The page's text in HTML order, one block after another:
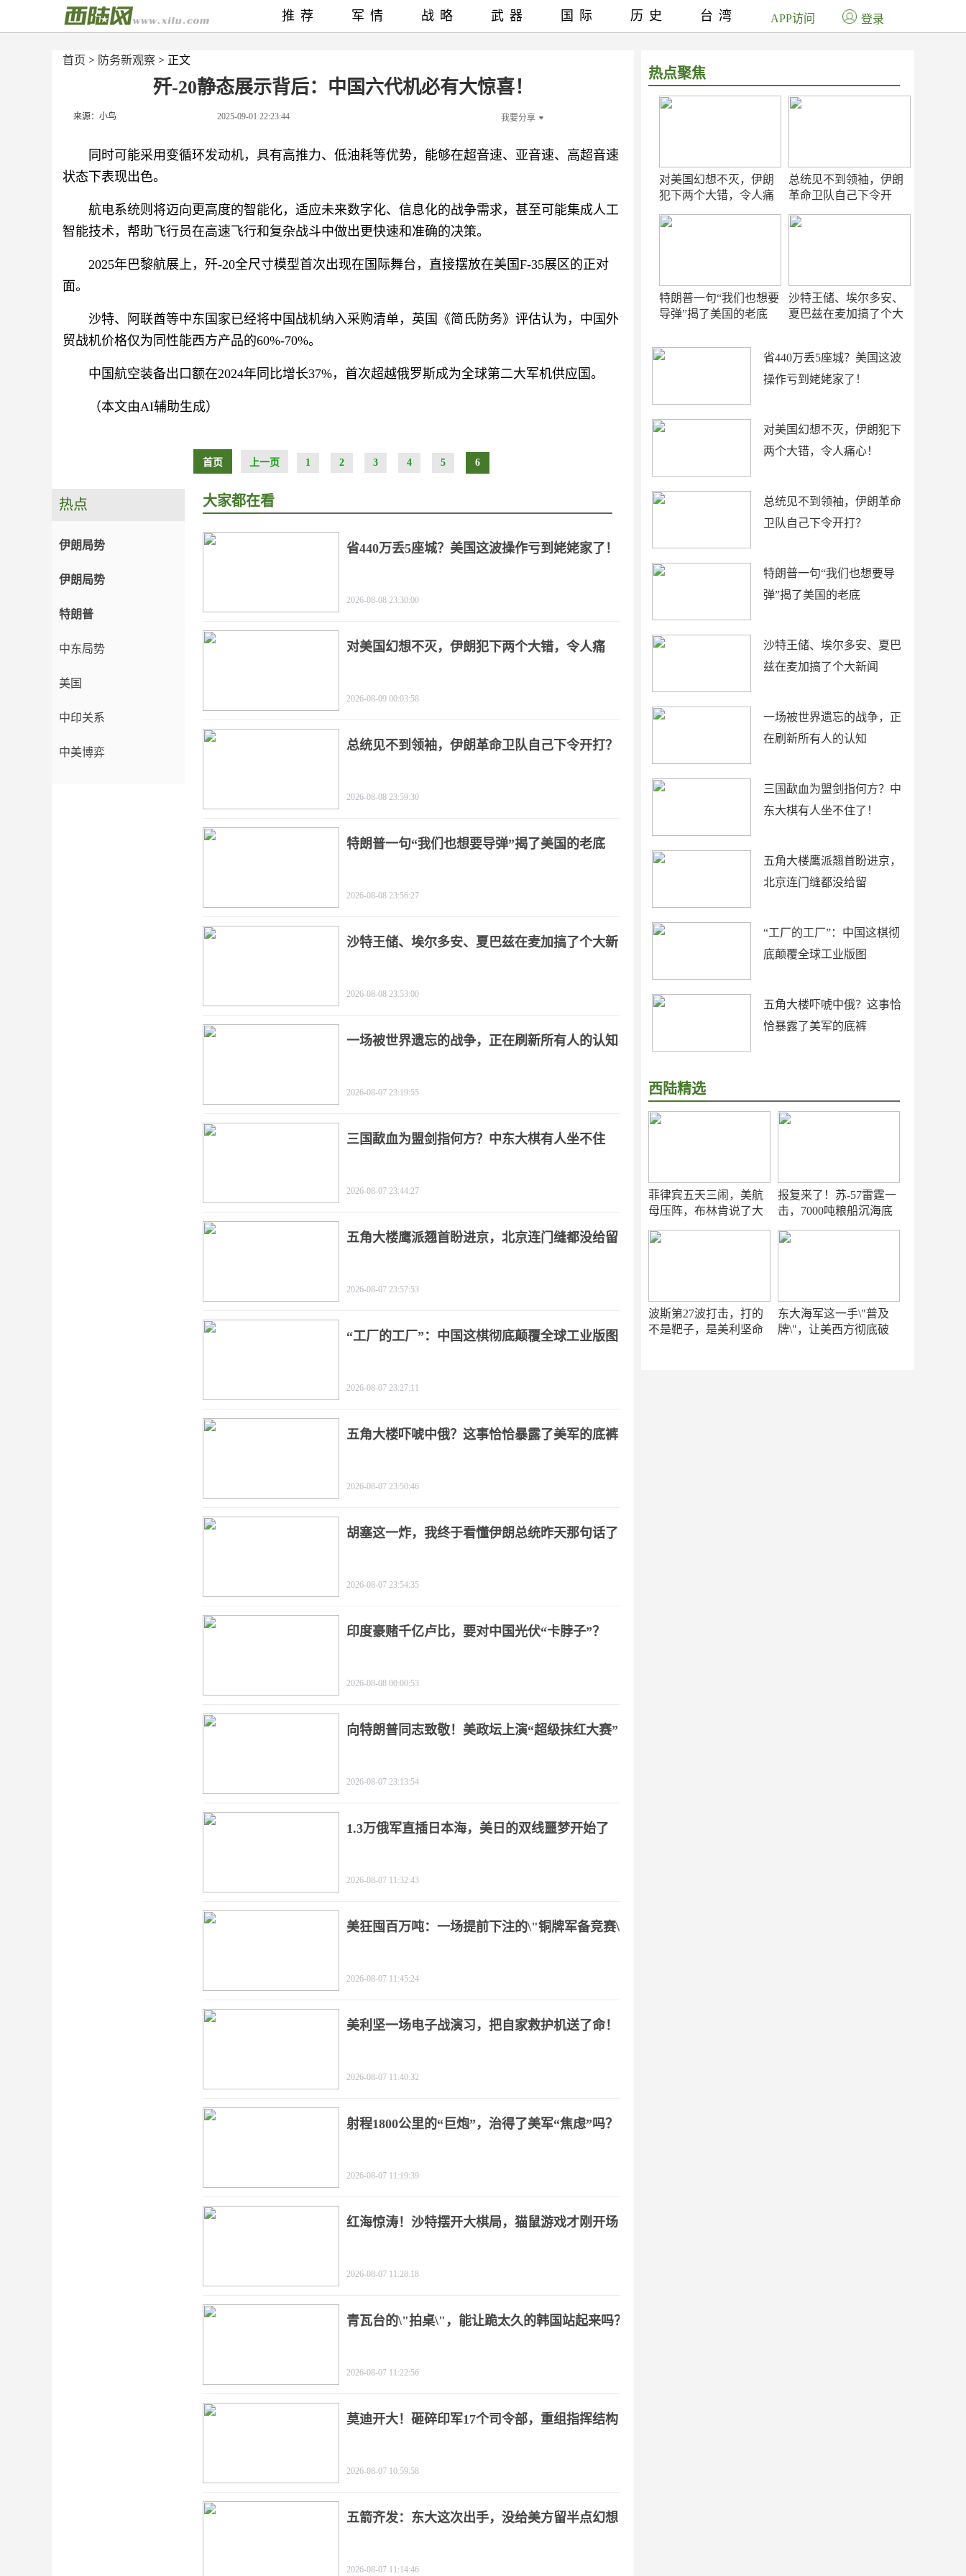
首页 > 防务新观察 > 正文
歼-20静态展示背后：中国六代机必有大惊喜！
来源：小鸟 2025-09-01 22:23:44 我要分享
同时可能采用变循环发动机，具有高推力、低油耗等优势，能够在超音速、亚音速、高超音速
状态下表现出色。
航电系统则将迈向更高度的智能化，适应未来数字化、信息化的战争需求，甚至可能集成人工
智能技术，帮助飞行员在高速飞行和复杂战斗中做出更快速和准确的决策。
2025年巴黎航展上，歼-20全尺寸模型首次出现在国际舞台，直接摆放在美国F-35展区的正对
面。
沙特、阿联酋等中东国家已经将中国战机纳入采购清单，英国《简氏防务》评估认为，中国外
贸战机价格仅为同性能西方产品的60%-70%。
中国航空装备出口额在2024年同比增长37%，首次超越俄罗斯成为全球第二大军机供应国。
（本文由AI辅助生成）
首页 上一页 1 2 3 4 5 6
热点聚焦
对美国幻想不灭，伊朗
犯下两个大错，令人痛
总统见不到领袖，伊朗
革命卫队自己下令开
特朗普一句“我们也想要
导弹”揭了美国的老底
沙特王储、埃尔多安、
夏巴兹在麦加搞了个大
省440万丢5座城？美国这波
操作亏到姥姥家了！
对美国幻想不灭，伊朗犯下
两个大错，令人痛心！
总统见不到领袖，伊朗革命
卫队自己下令开打？
特朗普一句“我们也想要导
弹”揭了美国的老底
沙特王储、埃尔多安、夏巴
兹在麦加搞了个大新闻
一场被世界遗忘的战争，正
在刷新所有人的认知
三国歃血为盟剑指何方？中
东大棋有人坐不住了！
五角大楼鹰派翘首盼进京，
北京连门缝都没给留
“工厂的工厂”：中国这棋彻
底颠覆全球工业版图
五角大楼吓唬中俄？这事恰
恰暴露了美军的底裤
西陆精选
菲律宾五天三闹，美航
母压阵，布林肯说了大
报复来了！苏-57雷霆一
击，7000吨粮船沉海底
波斯第27波打击，打的
不是靶子，是美利坚命
东大海军这一手\"普及
牌\"，让美西方彻底破
推荐 军情 战略 武器 国际 历史 台湾 APP访问 登录
热点
伊朗局势
伊朗局势
特朗普
中东局势
美国
中印关系
中美博弈
大家都在看
省440万丢5座城？美国这波操作亏到姥姥家了！
2026-08-08 23:30:00
对美国幻想不灭，伊朗犯下两个大错，令人痛
2026-08-09 00:03:58
总统见不到领袖，伊朗革命卫队自己下令开打？
2026-08-08 23:59:30
特朗普一句“我们也想要导弹”揭了美国的老底
2026-08-08 23:56:27
沙特王储、埃尔多安、夏巴兹在麦加搞了个大新
2026-08-08 23:53:00
一场被世界遗忘的战争，正在刷新所有人的认知
2026-08-07 23:19:55
三国歃血为盟剑指何方？中东大棋有人坐不住
2026-08-07 23:44:27
五角大楼鹰派翘首盼进京，北京连门缝都没给留
2026-08-07 23:57:53
“工厂的工厂”：中国这棋彻底颠覆全球工业版图
2026-08-07 23:27:11
五角大楼吓唬中俄？这事恰恰暴露了美军的底裤
2026-08-07 23:50:46
胡塞这一炸，我终于看懂伊朗总统昨天那句话了
2026-08-07 23:54:35
印度豪赌千亿卢比，要对中国光伏“卡脖子”？
2026-08-08 00:00:53
向特朗普同志致敬！美政坛上演“超级抹红大赛”
2026-08-07 23:13:54
1.3万俄军直插日本海，美日的双线噩梦开始了
2026-08-07 11:32:43
美狂囤百万吨：一场提前下注的\"铜牌军备竞赛\"
2026-08-07 11:45:24
美利坚一场电子战演习，把自家救护机送了命！
2026-08-07 11:40:32
射程1800公里的“巨炮”，治得了美军“焦虑”吗？
2026-08-07 11:19:39
红海惊涛！沙特摆开大棋局，猫鼠游戏才刚开场
2026-08-07 11:28:18
青瓦台的\"拍桌\"，能让跪太久的韩国站起来吗？
2026-08-07 11:22:56
莫迪开大！砸碎印军17个司令部，重组指挥结构
2026-08-07 10:59:58
五箭齐发：东大这次出手，没给美方留半点幻想
2026-08-07 11:14:46